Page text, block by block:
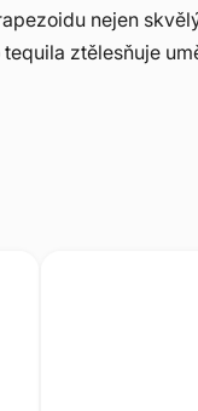
nejen
ztělesňuje